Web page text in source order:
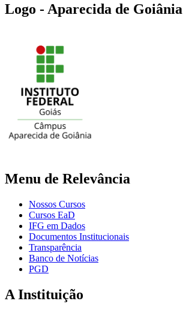
Logo - Aparecida de Goiânia
Menu de Relevância
Nossos Cursos
Cursos EaD
IFG em Dados
Documentos Institucionais
Transparência
Banco de Notícias
PGD
A Instituição